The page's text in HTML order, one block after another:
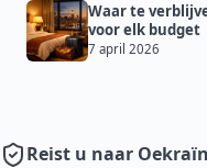
Waar te
voor elk budget
7 april 2026
Reist u naar